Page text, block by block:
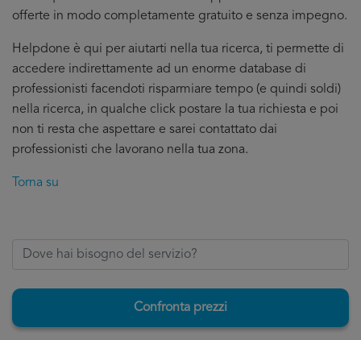
offerte in modo completamente gratuito e senza impegno.
Helpdone è qui per aiutarti nella tua ricerca, ti permette di
accedere indirettamente ad un enorme database di
professionisti facendoti risparmiare tempo (e quindi soldi)
nella ricerca, in qualche click postare la tua richiesta e poi
non ti resta che aspettare e sarei contattato dai
professionisti che lavorano nella tua zona.
Torna su
Confronta prezzi